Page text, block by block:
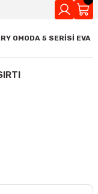
OMODA 5 SERİSİ EVA